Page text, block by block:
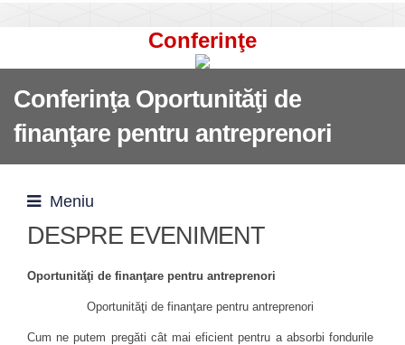
Conferinţe
Conferinţa Oportunităţi de
finanţare pentru antreprenori
Meniu
DESPRE EVENIMENT
Oportunităţi de finanţare pentru antreprenori
Oportunităţi de finanţare pentru antreprenori
Cum ne putem pregăti cât mai eficient pentru a absorbi fondurile